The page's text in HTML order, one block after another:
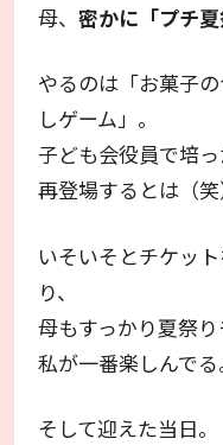
母、密かに「プチ夏
やるのは「お菓子
しゲーム」。
子ども会役員で培
再登場するとは（笑
いそいそとチケッ
り、
母もすっかり夏祭
私が一番楽しんでる
そして迎えた当日。